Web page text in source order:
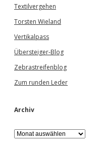
Textilvergehen
Torsten Wieland
Vertikalpass
Übersteiger-Blog
Zebrastreifenblog
Zum runden Leder
Archiv
A
r